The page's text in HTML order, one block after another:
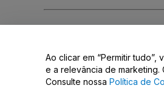
Não partilhar as minhas
Ao clicar em “Permitir
e a relevância de marketing.
Consulte nossa Política de